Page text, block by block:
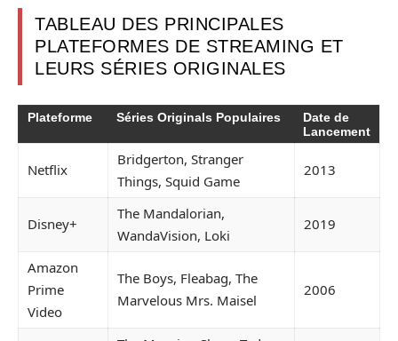
TABLEAU DES PRINCIPALES
PLATEFORMES DE STREAMING ET
LEURS SÉRIES ORIGINALES
Plateforme Séries Originals Populaires
Date de
Lancement
Netflix
Bridgerton, Stranger
Things, Squid Game
2013
Disney+
The Mandalorian,
WandaVision, Loki
2019
Amazon
Prime
Video
The Boys, Fleabag, The
Marvelous Mrs. Maisel
2006